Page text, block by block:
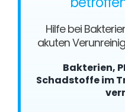
Hilfe bei
akuten
Bakterien,
Schadstoffe im